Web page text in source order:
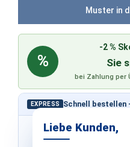
Liebe Kunden,
EXPRESS Schnell bestellen
%
-2 %
Sie
bei Zahlung per
Muster in